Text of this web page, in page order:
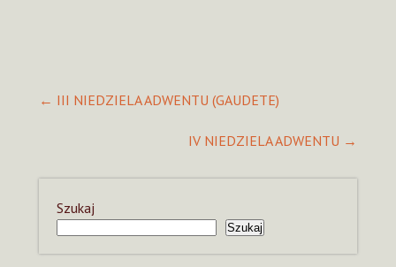
navigation
← III NIEDZIELA ADWENTU (GAUDETE)
IV NIEDZIELA ADWENTU →
Szukaj
Szukaj